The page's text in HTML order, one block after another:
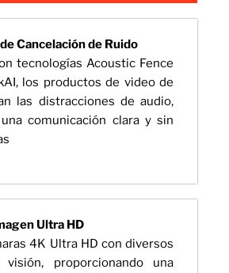
Cancelación de Ruido
tecnologías Acoustic Fence
los productos de video de
las distracciones de audio,
comunicación clara y sin
Ultra HD
4K Ultra HD con diversos
proporcionando una